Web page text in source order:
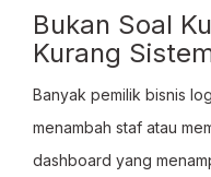
Bukan Soal
Kurang
Banyak pemilik bisnis
menambah staf atau
dashboard yang